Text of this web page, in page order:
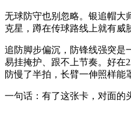
无球防守也别忽略。银追帽大
克星，蹲在传球路线上就有威
追防脚步偏沉，防锋线强突是
易挂掩护、跟不上节奏。好
防慢了半拍，长臂一伸照样能
一句话：有了这张卡，对面的